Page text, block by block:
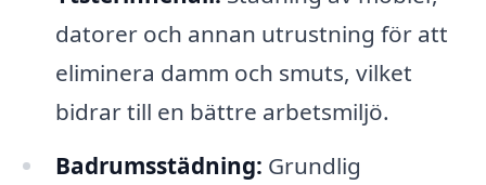
datorer och annan utrustning för att
eliminera damm och smuts, vilket
bidrar till en bättre arbetsmiljö.
Badrumsstädning: Grundlig